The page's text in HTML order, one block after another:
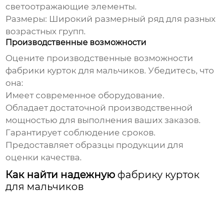
светоотражающие элементы.
Размеры: Широкий размерный ряд для разных
возрастных групп.
Производственные возможности
Оцените производственные возможности
фабрики курток для мальчиков. Убедитесь, что
она:
Имеет современное оборудование.
Обладает достаточной производственной
мощностью для выполнения ваших заказов.
Гарантирует соблюдение сроков.
Предоставляет образцы продукции для
оценки качества.
Как найти надежную фабрику курток
для мальчиков